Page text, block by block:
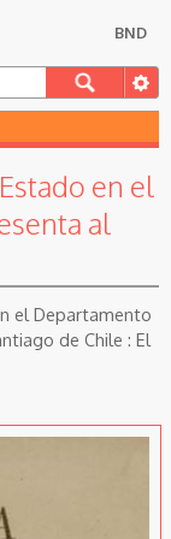
BND
en el
al
el Departamento
de Chile : El